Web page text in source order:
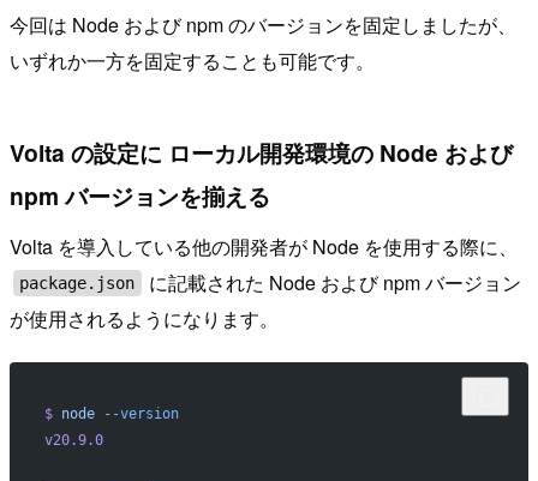
今回は Node および npm のバージョンを固定しましたが、
いずれか一方を固定することも可能です。
Volta の設定に ローカル開発環境の Node および
npm バージョンを揃える
Volta を導入している他の開発者が Node を使用する際に、
package.json
に記載された Node および npm バージョン
が使用されるようになります。
$ node --version
v20.9.0